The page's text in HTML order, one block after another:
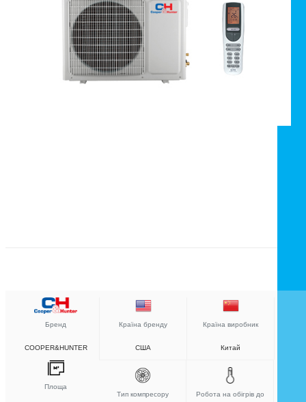
Бренд
COOPER&HUNTER
Країна бренду
США
Країна виробник
Китай
Площа
Тип компресору Робота на обігрів до